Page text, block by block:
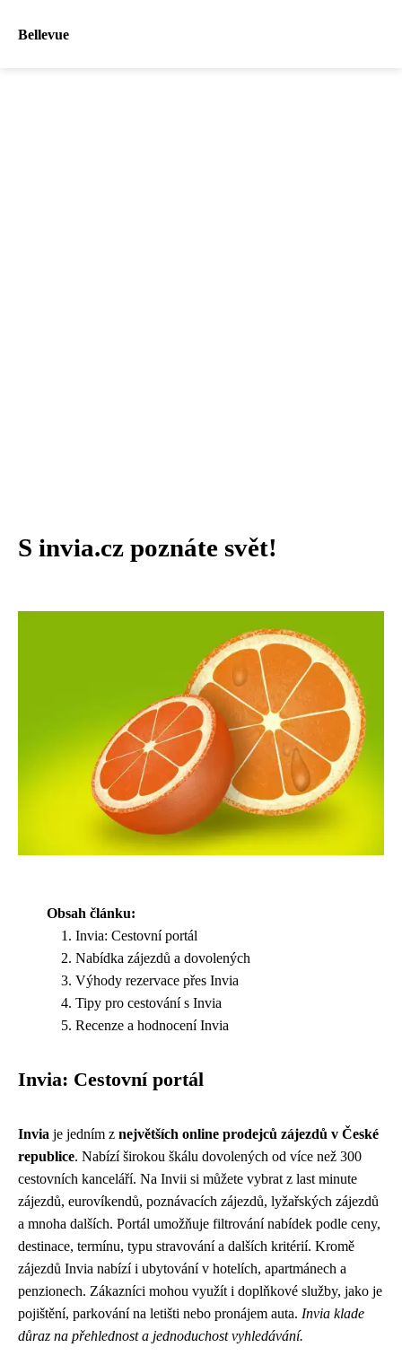
Bellevue
S invia.cz poznáte svět!
Obsah článku:
Invia: Cestovní portál
Nabídka zájezdů a dovolených
Výhody rezervace přes Invia
Tipy pro cestování s Invia
Recenze a hodnocení Invia
Invia: Cestovní portál
Invia je jedním z největších online prodejců zájezdů v České
republice. Nabízí širokou škálu dovolených od více než 300
cestovních kanceláří. Na Invii si můžete vybrat z last minute
zájezdů, eurovíkendů, poznávacích zájezdů, lyžařských zájezdů
a mnoha dalších. Portál umožňuje filtrování nabídek podle ceny,
destinace, termínu, typu stravování a dalších kritérií. Kromě
zájezdů Invia nabízí i ubytování v hotelích, apartmánech a
penzionech. Zákazníci mohou využít i doplňkové služby, jako je
pojištění, parkování na letišti nebo pronájem auta. Invia klade
důraz na přehlednost a jednoduchost vyhledávání.